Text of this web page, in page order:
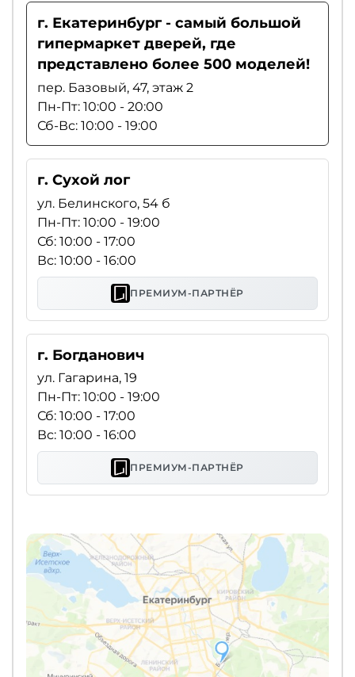
г. Екатеринбург - самый большой
гипермаркет дверей, где
представлено более 500 моделей!
пер. Базовый, 47, этаж 2
Пн-Пт: 10:00 - 20:00
Сб-Вс: 10:00 - 19:00
г. Сухой лог
ул. Белинского, 54 б
Пн-Пт: 10:00 - 19:00
Сб: 10:00 - 17:00
Вс: 10:00 - 16:00
ПРЕМИУМ-ПАРТНЁР
г. Богданович
ул. Гагарина, 19
Пн-Пт: 10:00 - 19:00
Сб: 10:00 - 17:00
Вс: 10:00 - 16:00
ПРЕМИУМ-ПАРТНЁР